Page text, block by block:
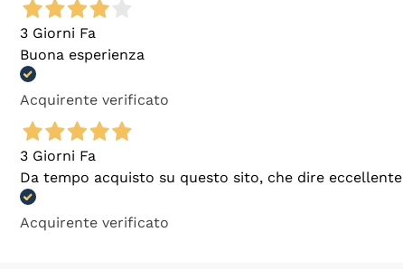
3 Giorni Fa
Buona esperienza
Acquirente verificato
3 Giorni Fa
Da tempo acquisto su questo sito, che dire eccellente
Acquirente verificato